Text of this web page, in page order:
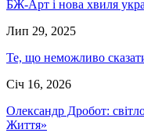
БЖ-Арт і нова хвиля
Лип 29, 2025
Те, що неможливо
Січ 16, 2026
Олександр Дробот:
Життя»